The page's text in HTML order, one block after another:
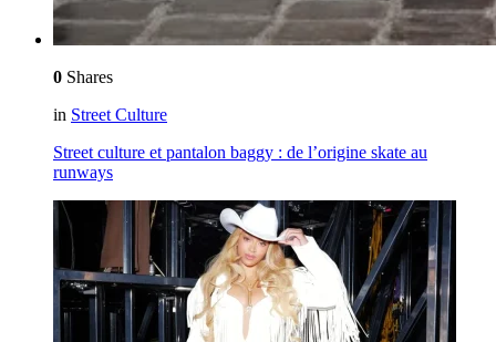
0 Shares
in Street Culture
Street culture et pantalon baggy : de l’origine skate au
runways